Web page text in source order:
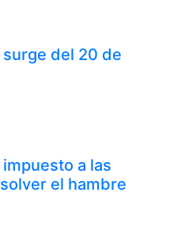
surge del 20 de
a las
el hambre